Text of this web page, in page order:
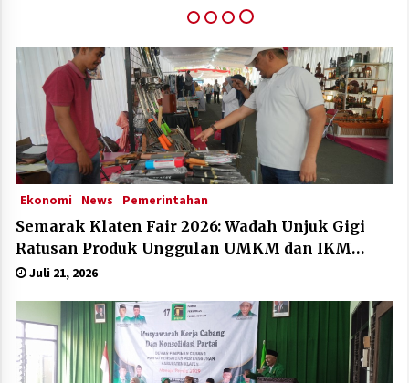
IGA Award 2025
Ekonomi News Pemerintahan
Semarak Klaten Fair 2026: Wadah Unjuk Gigi
Ratusan Produk Unggulan UMKM dan IKM
Lokal
Juli 21, 2026